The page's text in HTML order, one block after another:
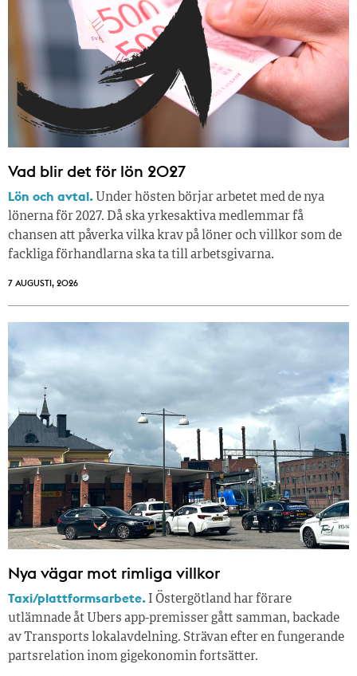
Vad blir det för lön 2027
Lön och avtal. Under hösten börjar arbetet med de nya
lönerna för 2027. Då ska yrkesaktiva medlemmar få
chansen att påverka vilka krav på löner och villkor som de
fackliga förhandlarna ska ta till arbetsgivarna.
7 AUGUSTI, 2026
Nya vägar mot rimliga villkor
Taxi/plattformsarbete. I Östergötland har förare
utlämnade åt Ubers app-premisser gått samman, backade
av Transports lokalavdelning. Strävan efter en fungerande
partsrelation inom gigekonomin fortsätter.